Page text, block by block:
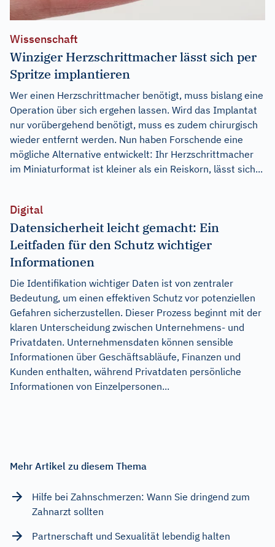
Wissenschaft
Winziger Herzschrittmacher lässt sich per
Spritze implantieren
Wer einen Herzschrittmacher benötigt, muss bislang eine
Operation über sich ergehen lassen. Wird das Implantat
nur vorübergehend benötigt, muss es zudem chirurgisch
wieder entfernt werden. Nun haben Forschende eine
mögliche Alternative entwickelt: Ihr Herzschrittmacher
im Miniaturformat ist kleiner als ein Reiskorn, lässt sich...
Digital
Datensicherheit leicht gemacht: Ein
Leitfaden für den Schutz wichtiger
Informationen
Die Identifikation wichtiger Daten ist von zentraler
Bedeutung, um einen effektiven Schutz vor potenziellen
Gefahren sicherzustellen. Dieser Prozess beginnt mit der
klaren Unterscheidung zwischen Unternehmens- und
Privatdaten. Unternehmensdaten können sensible
Informationen über Geschäftsabläufe, Finanzen und
Kunden enthalten, während Privatdaten persönliche
Informationen von Einzelpersonen...
Mehr Artikel zu diesem Thema
Hilfe bei Zahnschmerzen: Wann Sie dringend zum
Zahnarzt sollten
Partnerschaft und Sexualität lebendig halten